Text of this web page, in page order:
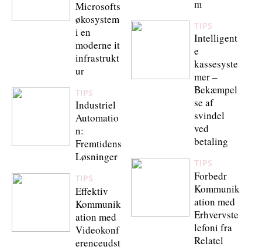
Microsofts
økosystem
i en
moderne it
infrastrukt
ur
TIPS
Industriel
Automatio
n:
Fremtidens
Løsninger
TIPS
Effektiv
Kommunik
ation med
Videokonf
erenceudst
m
TIPS
Intelligent
e
kassesyste
mer –
Bekæmpel
se af
svindel
ved
betaling
TIPS
Forbedr
Kommunik
ation med
Erhvervste
lefoni fra
Relatel